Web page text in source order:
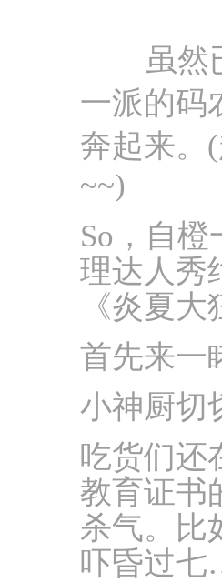
虽然已
一派的码
奔起来。
~~)
So，自
理达人秀
《炎夏大
首先来一
小神厨切
吃货们还
教育证书
杀气。比
吓昏过